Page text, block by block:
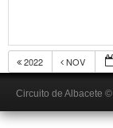
2022 NOV
Circuito de Albacete ©